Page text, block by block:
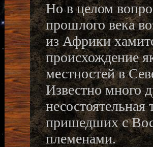
Но в целом
прошлого века
из Африки
происхождение
местностей в
Известно много
несостоятельная
пришедших с
племенами.